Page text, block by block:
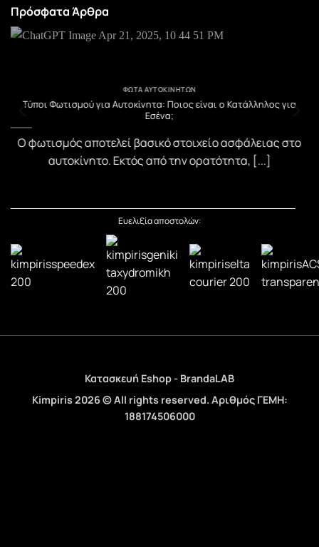
Πρόσφατα Άρθρα
ΦΏΤΑ ΑΥΤΟΚΙΝΉΤΩΝ
Τύποι Φωτισμού για Αυτοκίνητα: Ποιος είναι ο Κατάλληλος για
Εσένα;
Ο φωτισμός αποτελεί βασικό στοιχείο ασφάλειας στο
αυτοκίνητο. Εκτός από την ορατότητα, [...]
Ευελιξία αποστολών:
Κατασκευή Eshop - BrandaLAB
Kimpiris 2026 © All rights reserved. Αριθμός ΓΕΜΗ:
188174506000